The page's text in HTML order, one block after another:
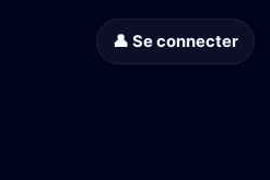
👤 Se connecter